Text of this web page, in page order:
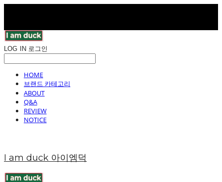
LOG IN 로그인
HOME
브랜드 카테고리
ABOUT
Q&A
REVIEW
NOTICE
I am duck 아이엠덕